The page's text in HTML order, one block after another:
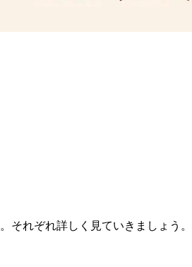
それぞれ詳しく見ていきましょう。